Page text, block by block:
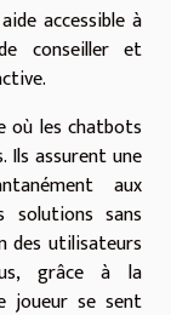
accessible à
conseiller et
les chatbots
Ils assurent une
aux
sans
des utilisateurs
grâce à la
joueur se sent